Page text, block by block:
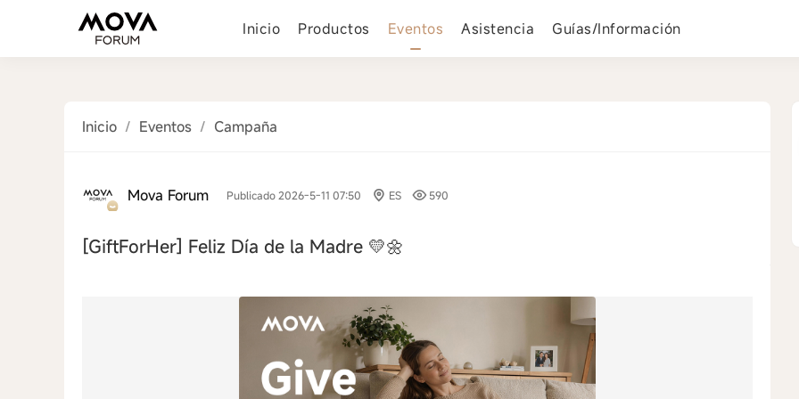
Inicio Productos Eventos Asistencia Guías/Información
Inicio / Eventos / Campaña
Mova Forum Publicado 2026-5-11 07:50 ES 590
[GiftForHer] Feliz Día de la Madre 💛🌼